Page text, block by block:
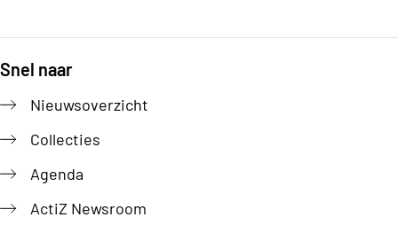
Snel naar
Nieuwsoverzicht
Collecties
Agenda
ActiZ Newsroom